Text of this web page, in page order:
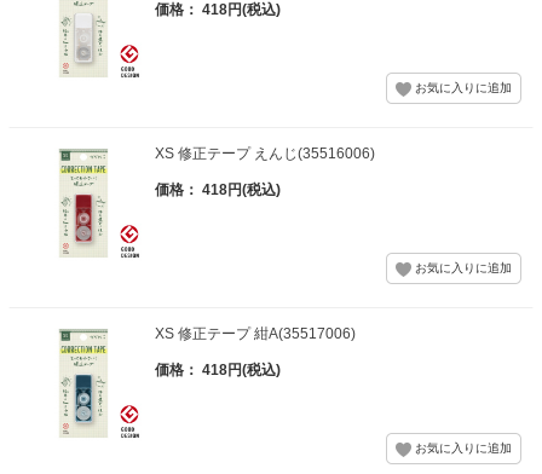
価格： 418円(税込)
XS 修正テープ えんじ(35516006)
価格： 418円(税込)
XS 修正テープ 紺A(35517006)
価格： 418円(税込)